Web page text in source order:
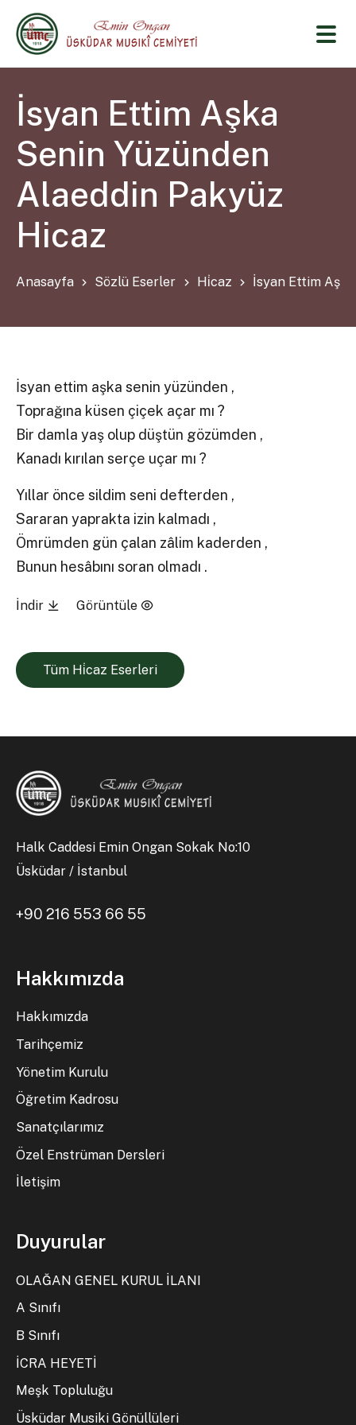
İsyan Ettim Aşka
Senin Yüzünden
Alaeddin Pakyüz
Hicaz
Anasayfa Sözlü Eserler Hi̇caz İsyan Ettim
İsyan ettim aşka senin yüzünden ,
Toprağına küsen çiçek açar mı ?
Bir damla yaş olup düştün gözümden ,
Kanadı kırılan serçe uçar mı ?
Yıllar önce sildim seni defterden ,
Sararan yaprakta izin kalmadı ,
Ömrümden gün çalan zâlim kaderden ,
Bunun hesâbını soran olmadı .
İndir Görüntüle
Tüm Hi̇caz Eserleri
Halk Caddesi Emin Ongan Sokak No:10
Üsküdar / İstanbul
+90 216 553 66 55
Hakkımızda
Hakkımızda
Tarihçemiz
Yönetim Kurulu
Öğretim Kadrosu
Sanatçılarımız
Özel Enstrüman Dersleri
İletişim
Duyurular
OLAĞAN GENEL KURUL İLANI
A Sınıfı
B Sınıfı
İCRA HEYETİ
Meşk Topluluğu
Üsküdar Musiki Gönüllüleri